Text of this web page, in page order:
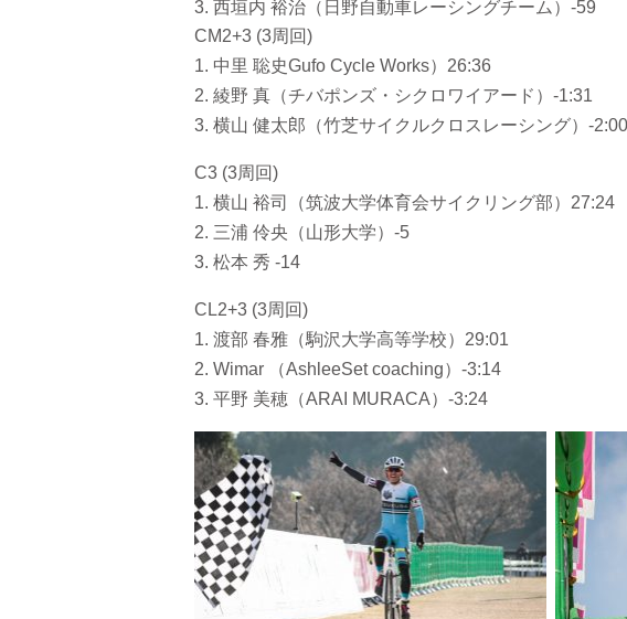
3. 西垣内 裕治（日野自動車レーシングチーム）-59
CM2+3 (3周回)
1. 中里 聡史Gufo Cycle Works）26:36
2. 綾野 真（チバポンズ・シクロワイアード）-1:31
3. 横山 健太郎（竹芝サイクルクロスレーシング）-2:00
C3 (3周回)
1. 横山 裕司（筑波大学体育会サイクリング部）27:24
2. 三浦 伶央（山形大学）-5
3. 松本 秀 -14
CL2+3 (3周回)
1. 渡部 春雅（駒沢大学高等学校）29:01
2. Wimar （AshleeSet coaching）-3:14
3. 平野 美穂（ARAI MURACA）-3:24